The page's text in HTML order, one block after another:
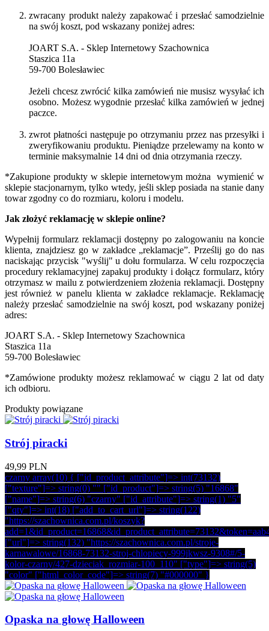
zwracany produkt należy zapakować i przesłać samodzielnie
na swój koszt, pod wskazany poniżej adres:
JOART S.A. - Sklep Internetowy Szachownica
Staszica 11a
59-700 Bolesławiec
Jeżeli chcesz zwrócić kilka zamówień nie musisz wysyłać ich
osobno. Możesz wygodnie przesłać kilka zamówień w jednej
paczce.
zwrot płatności następuje po otrzymaniu przez nas przesyłki i
zweryfikowaniu produktu. Pieniądze przelewamy na konto w
terminie maksymalnie 14 dni od dnia otrzymania rzeczy.
*Zakupione produkty w sklepie internetowym można wymienić w
sklepie stacjonarnym, tylko wtedy, jeśli sklep posiada na stanie dany
towar zgodny co do rozmiaru, koloru i modelu.
Jak złożyć reklamację w sklepie online?
Wypełnij formularz reklamacji dostępny po zalogowaniu na koncie
klienta, znajdziesz go w zakładce „reklamacje”. Prześlij go do nas
naciskając przycisk "wyślij" u dołu formularza. W celu rozpoczęcia
procedury reklamacyjnej zapakuj produkty i dołącz formularz, który
otrzymasz w mailu z potwierdzeniem złożenia reklamacji. Dostępny
jest również w panelu klienta w zakładce reklamacje. Reklamację
należy przesłać samodzielnie na swój koszt, pod wskazany poniżej
adres:
JOART S.A. - Sklep Internetowy Szachownica
Staszica 11a
59-700 Bolesławiec
*Zamówione produkty możesz reklamować w ciągu 2 lat od daty
ich odbioru.
Produkty powiązane
Strój piracki
49,99 PLN
czarny array(10) { ["id_product_attribute"]=> int(73132)
["texture"]=> string(0) "" ["id_product"]=> string(5) "16868"
["name"]=> string(6) "czarny" ["id_attribute"]=> string(1) "5"
["qty"]=> int(18) ["add_to_cart_url"]=> string(122)
"https://szachownica.com.pl/koszyk?
["url"]=> string(132) "https://szachownica.com.pl/stroje-
karnawalowe/16868-73132-stroj-chlopiecy-999jkwsz-9308#/5-
kolor-czarny/427-dzieciak_rozmiar-100_110" ["type"]=> string(5)
"color" ["html_color_code"]=> string(7) "#000000" }
Opaska na głowę Halloween